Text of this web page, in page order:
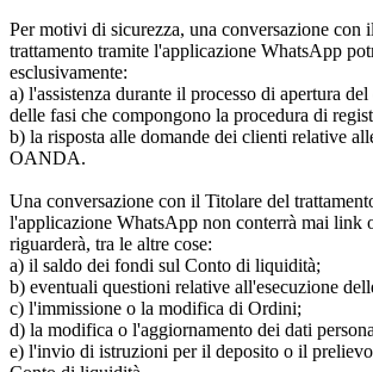
Per motivi di sicurezza, una conversazione con
trattamento tramite l'applicazione WhatsApp
esclusivamente:
a) l'assistenza durante il processo di apertura
delle fasi che compongono la procedura di
b) la risposta alle domande dei clienti relative
OANDA.
Una conversazione con il Titolare del
l'applicazione WhatsApp non conterrà mai link
riguarderà, tra le altre cose:
a) il saldo dei fondi sul Conto di liquidità;
b) eventuali questioni relative all'esecuzione
c) l'immissione o la modifica di Ordini;
d) la modifica o l'aggiornamento dei dati
e) l'invio di istruzioni per il deposito o il